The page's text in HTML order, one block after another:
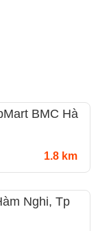
BMC Hà
1.8 km
Nghi, Tp